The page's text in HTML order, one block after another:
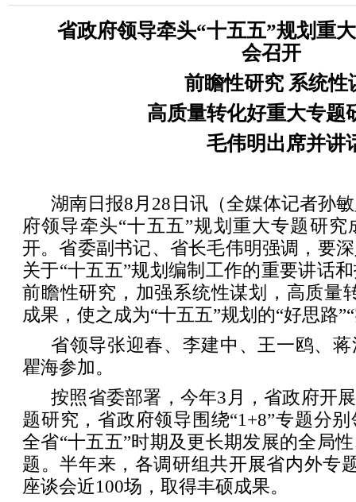
省政府领导牵头“十五五”规划重
会召开
前瞻性研究 系统性
高质量转化好重大专题
毛伟明出席并讲
湖南日报8月28日讯（全媒体记者孙
府领导牵头“十五五”规划重大专题研
开。省委副书记、省长毛伟明强调，要
关于“十五五”规划编制工作的重要讲话
前瞻性研究，加强系统性谋划，高质量
成果，使之成为“十五五”规划的“好思路
省领导张迎春、李建中、王一鸥、
瞿海参加。
按照省委部署，今年3月，省政府开
题研究，省政府领导围绕“1+8”专题分
全省“十五五”时期及更长期发展的全局
题。半年来，各调研组共开展省内外专
座谈会近100场，取得丰硕成果。